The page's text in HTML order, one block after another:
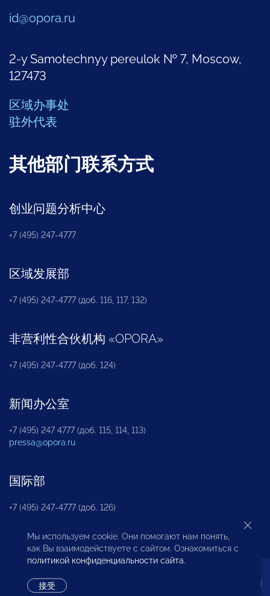
id@opora.ru
2-y Samotechnyy pereulok № 7, Moscow,
127473
区域办事处
驻外代表
其他部门联系方式
创业问题分析中心
+7 (495) 247-4777
区域发展部
+7 (495) 247-4777 (доб. 116, 117, 132)
非营利性合伙机构 «OPORA»
+7 (495) 247-4777 (доб. 124)
新闻办公室
+7 (495) 247 4777 (доб. 115, 114, 113)
pressa@opora.ru
国际部
+7 (495) 247-4777 (доб. 126)
商投权益保护部
Мы используем cookie. Они помогают нам понять,
как Вы взаимодействуете с сайтом. Ознакомиться с
политикой конфиденциальности сайта.
接受